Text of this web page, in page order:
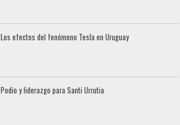
Los efectos del fenómeno Tesla en Uruguay
Podio y liderazgo para Santi Urrutia